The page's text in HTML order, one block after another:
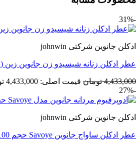
-31%
ادکلن جانوین شرکتی johnwin
عطر ادکلن زنانه شیسیدو زن جانوین زین (Johnwin Shiseido Zen) حجم 100 میل
4,433,000 تومان قیمت اصلی: 4,433,000 تومان بود.
-27%
ادکلن جانوین شرکتی johnwin
عطر ادکلن ساواج جانوین Savoye حجم 100 میل